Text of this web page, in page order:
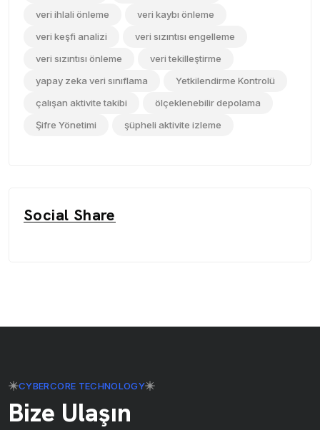
veri ihlali önleme
veri kaybı önleme
veri keşfi analizi
veri sızıntısı engelleme
veri sızıntısı önleme
veri tekilleştirme
yapay zeka veri sınıflama
Yetkilendirme Kontrolü
çalışan aktivite takibi
ölçeklenebilir depolama
Şifre Yönetimi
şüpheli aktivite izleme
Social Share
CYBERCORE TECHNOLOGY
Bize Ulaşın